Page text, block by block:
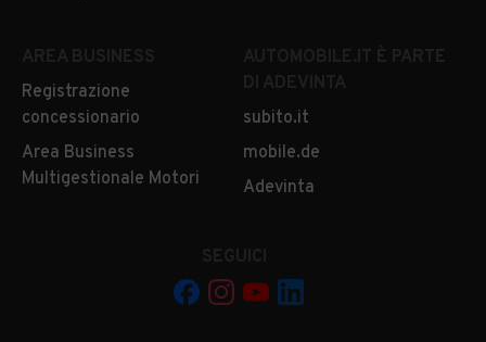
Registrazione
concessionario
Area Business
Multigestionale Motori
subito.it
mobile.de
Adevinta